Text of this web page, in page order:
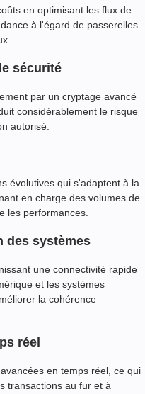
en optimisant les flux de
à l'égard de passerelles
sécurité
par un cryptage avancé
considérablement le risque
autorisé.
évolutives qui s'adaptent à la
en charge des volumes de
les performances.
des systèmes
une connectivité rapide
et les systèmes
la cohérence
réel
en temps réel, ce qui
transactions au fur et à